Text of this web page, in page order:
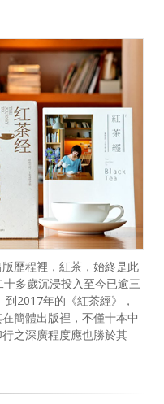
歷程裡，紅茶，始終是此
多歲沉浸投入至今已逾三
2017年的《紅茶經》，
簡體出版裡，不僅十本中
之深廣程度應也勝於其